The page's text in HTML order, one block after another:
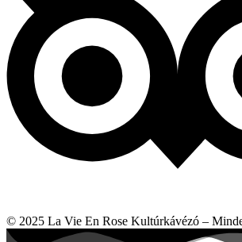
© 2025 La Vie En Rose Kultúrkávézó –